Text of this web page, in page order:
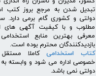
تبدیل شدن به مرجع بروز کتب
دولتی و کشوری گام برمی دارد.
مطلوب و با کیفیت آگهی های
معرفی بهترین منابع
بازدیدکنندگان محترم بوده است.
کتاب استخدامیکاملا
خصوصی اداره می شود و وابسته به
دولتی نمی باشد.